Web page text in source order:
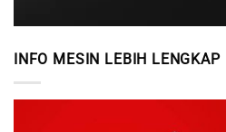
INFO MESIN LEBIH LENGKAP